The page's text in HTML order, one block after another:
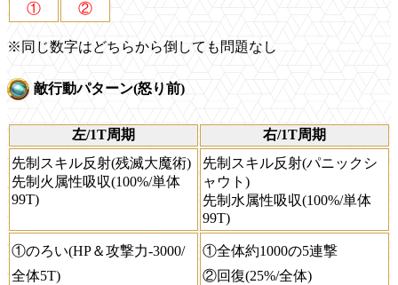
①
②
※同じ数字はどちらから倒しても問題なし
敵行動パターン(怒り前)
左/1T周期
右/1T周期
先制スキル反射(残滅大魔術)
先制火属性吸収(100%/単体
99T)
先制スキル反射(パニックシ
ャウト)
先制水属性吸収(100%/単体
99T)
①のろい(HP＆攻撃力-3000/
全体5T)
①全体約1000の5連撃
②回復(25%/全体)